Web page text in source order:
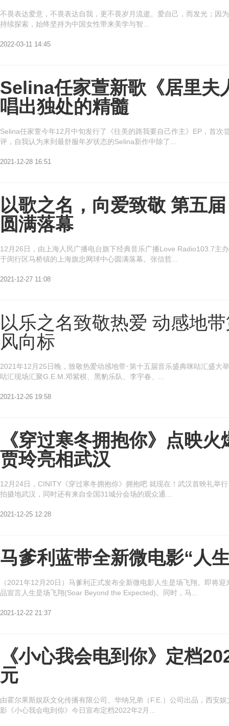
不畏表达爱意，不畏表达自我，更不畏岁月流逝。爱自己，而发光；因
持续探索，始终坚持为中国女性带来美学与智...
2022-03-11 14:45
Selina任家萱新歌《居里夫
唱出独处的精髓
Selina任家萱今年12月中旬发行了《往美的路我要自己作主》EP，首
评，自我认为来到最舒服年岁状态的Selina新作中除了...
2021-12-28 16:51
以歌之名，向爱致敬 第五
圆满落幕
12月26日，由上海人民广播电台旗下经典音乐广播Love Radio103.7主
于闵行区马桥镇的上海旗忠网球中心圆满落幕。张信哲...
2021-12-27 11:08
以乐之名致敬热爱 动感地
风向标
2021年12月25日晚，致敬热爱动感地带･第十五届音乐盛典咪咕汇盛大
咕汇现场汇聚G.E.M.邓紫棋、黑豹乐队、李宇春、...
2021-12-26 19:58
《穿过寒冬拥抱你》点映
贾玲亮相武汉
12月24日，CINITY《穿过寒冬拥抱你》拥抱吧 就现在！武汉首映礼举
拍摄地武汉，同时还有来自全国31城分会场的观众通...
2021-12-25 12:28
马爹利蓝带全新微电影“人
（2021年12月20日）马爹利正式发布全新微电影人生是场飞翔。即将
品宣言人生是场飞翔(Soar Beyond the Expected)。同时，马...
2021-12-22 21:37
《小心我会电到你》定档
元
由霍尔果斯娱跃文化传播有限公司、华纳兄弟（F.E.）公司出品，西安
影《小心我会电到你》今日宣布定档2022年2月...